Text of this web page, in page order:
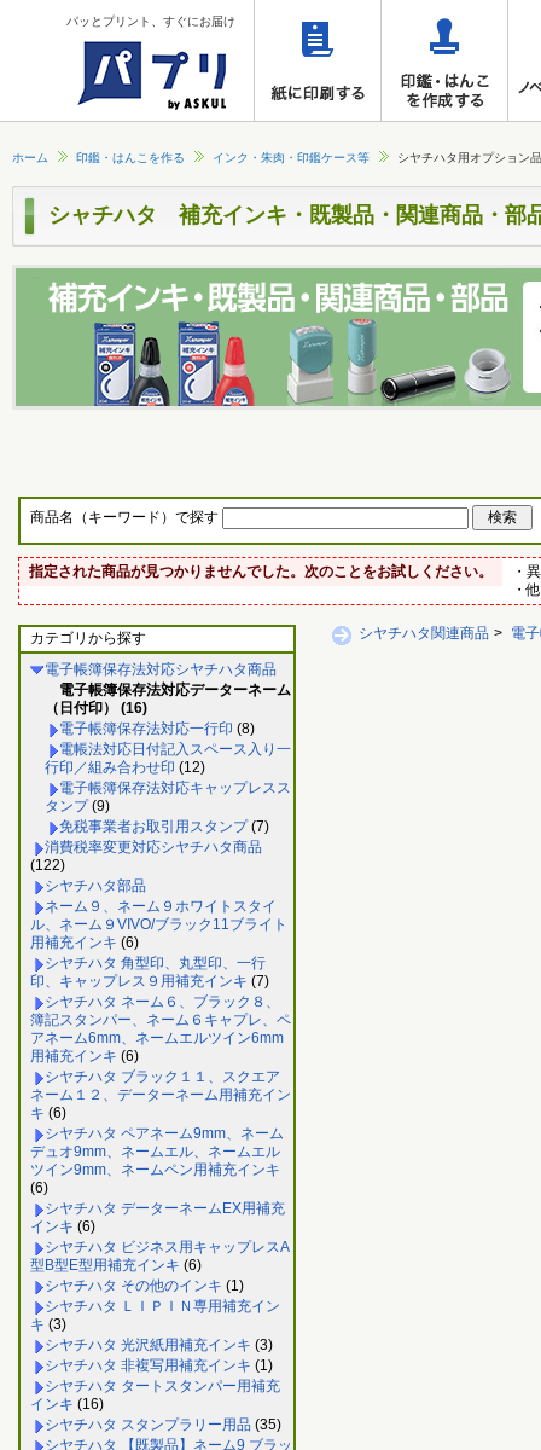
パッとプリント、すぐにお届け
ホーム 印鑑・はんこを作る インク・朱肉・印鑑ケース等 シヤチハタ用オプション品
シャチハタ 補充インキ・既製品・関連商品・部
商品名（キーワード）で探す
指定された商品が見つかりませんでした。次のことをお試しください。
・
・
カテゴリから探す
電子帳簿保存法対応シヤチハタ商品
電子帳簿保存法対応データーネーム
（日付印） (16)
電子帳簿保存法対応一行印 (8)
電帳法対応日付記入スペース入り一
行印／組み合わせ印 (12)
電子帳簿保存法対応キャップレスス
タンプ(9)
免税事業者お取引用スタンプ(7)
消費税率変更対応シヤチハタ商品
(122)
シヤチハタ部品
ネーム９、ネーム９ホワイトスタイ
ル、ネーム９VIVO/ブラック11ブライト
用補充インキ (6)
シヤチハタ 角型印、丸型印、一行
印、キャップレス９用補充インキ (7)
シヤチハタ ネーム６、ブラック８、
簿記スタンパー、ネーム６キャプレ、ペ
アネーム6mm、ネームエルツイン6mm
用補充インキ (6)
シヤチハタ ブラック１１、スクエア
ネーム１２、データーネーム用補充イン
キ (6)
シヤチハタ ペアネーム9mm、ネーム
デュオ9mm、ネームエル、ネームエル
ツイン9mm、ネームペン用補充インキ
(6)
シヤチハタ データーネームEX用補充
インキ (6)
シヤチハタ ビジネス用キャップレスA
型B型E型用補充インキ (6)
シヤチハタ その他のインキ (1)
シヤチハタ ＬＩＰＩＮ専用補充イン
キ (3)
シヤチハタ 光沢紙用補充インキ (3)
シヤチハタ 非複写用補充インキ (1)
シヤチハタ タートスタンパー用補充
インキ (16)
シヤチハタ スタンプラリー用品 (35)
シヤチハタ 【既製品】ネーム9 ブラッ
シヤチハタ関連商品 > 電